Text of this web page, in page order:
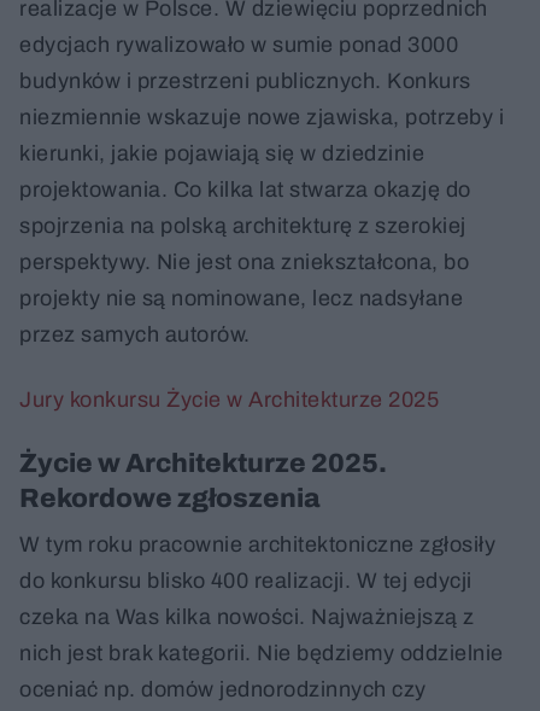
realizacje w Polsce. W dziewięciu poprzednich
edycjach rywalizowało w sumie ponad 3000
budynków i przestrzeni publicznych. Konkurs
niezmiennie wskazuje nowe zjawiska, potrzeby i
kierunki, jakie pojawiają się w dziedzinie
projektowania. Co kilka lat stwarza okazję do
spojrzenia na polską architekturę z szerokiej
perspektywy. Nie jest ona zniekształcona, bo
projekty nie są nominowane, lecz nadsyłane
przez samych autorów.
Jury konkursu Życie w Architekturze 2025
Życie w Architekturze 2025.
Rekordowe zgłoszenia
W tym roku pracownie architektoniczne zgłosiły
do konkursu blisko 400 realizacji. W tej edycji
czeka na Was kilka nowości. Najważniejszą z
nich jest brak kategorii. Nie będziemy oddzielnie
oceniać np. domów jednorodzinnych czy